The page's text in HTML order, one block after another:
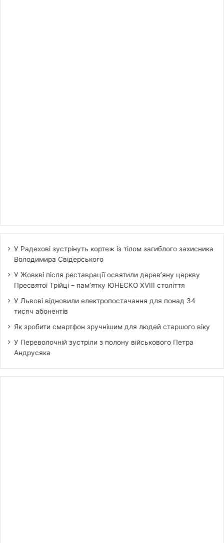
У Радехові зустрінуть кортеж із тілом загиблого захисника
Володимира Свідерського
У Жовкві після реставрації освятили дерев’яну церкву
Пресвятої Трійці – пам’ятку ЮНЕСКО XVIII століття
У Львові відновили електропостачання для понад 34
тисяч абонентів
Як зробити смартфон зручнішим для людей старшого віку
У Переволочній зустріли з полону військового Петра
Андрусяка